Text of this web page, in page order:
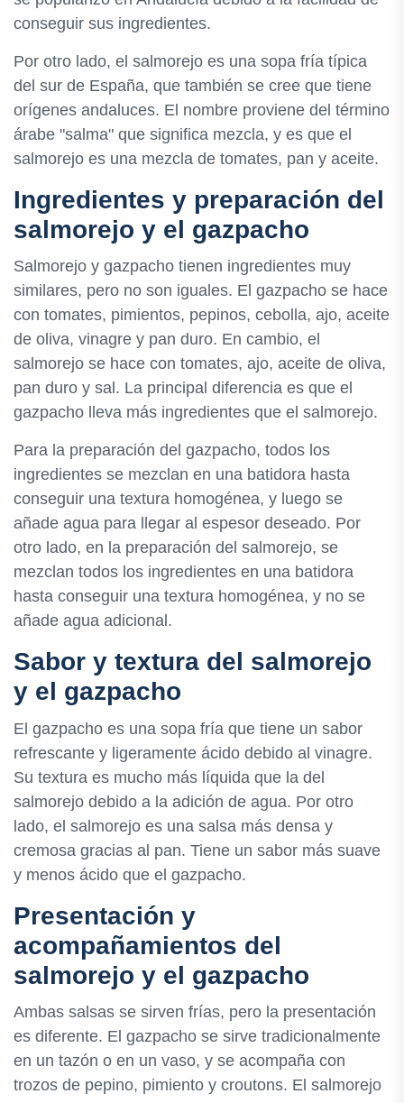
conseguir sus ingredientes.
Por otro lado, el salmorejo es una sopa fría típica
del sur de España, que también se cree que tiene
orígenes andaluces. El nombre proviene del término
árabe "salma" que significa mezcla, y es que el
salmorejo es una mezcla de tomates, pan y aceite.
Ingredientes y preparación del
salmorejo y el gazpacho
Salmorejo y gazpacho tienen ingredientes muy
similares, pero no son iguales. El gazpacho se hace
con tomates, pimientos, pepinos, cebolla, ajo, aceite
de oliva, vinagre y pan duro. En cambio, el
salmorejo se hace con tomates, ajo, aceite de oliva,
pan duro y sal. La principal diferencia es que el
gazpacho lleva más ingredientes que el salmorejo.
Para la preparación del gazpacho, todos los
ingredientes se mezclan en una batidora hasta
conseguir una textura homogénea, y luego se
añade agua para llegar al espesor deseado. Por
otro lado, en la preparación del salmorejo, se
mezclan todos los ingredientes en una batidora
hasta conseguir una textura homogénea, y no se
añade agua adicional.
Sabor y textura del salmorejo
y el gazpacho
El gazpacho es una sopa fría que tiene un sabor
refrescante y ligeramente ácido debido al vinagre.
Su textura es mucho más líquida que la del
salmorejo debido a la adición de agua. Por otro
lado, el salmorejo es una salsa más densa y
cremosa gracias al pan. Tiene un sabor más suave
y menos ácido que el gazpacho.
Presentación y
acompañamientos del
salmorejo y el gazpacho
Ambas salsas se sirven frías, pero la presentación
es diferente. El gazpacho se sirve tradicionalmente
en un tazón o en un vaso, y se acompaña con
trozos de pepino, pimiento y croutons. El salmorejo